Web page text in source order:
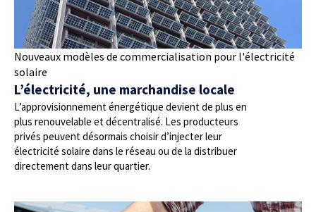
Nouveaux modèles de commercialisation pour l'électricité
solaire
L’électricité, une marchandise locale
L’approvisionnement énergétique devient de plus en
plus renouvelable et décentralisé. Les producteurs
privés peuvent désormais choisir d’injecter leur
électricité solaire dans le réseau ou de la distribuer
directement dans leur quartier.